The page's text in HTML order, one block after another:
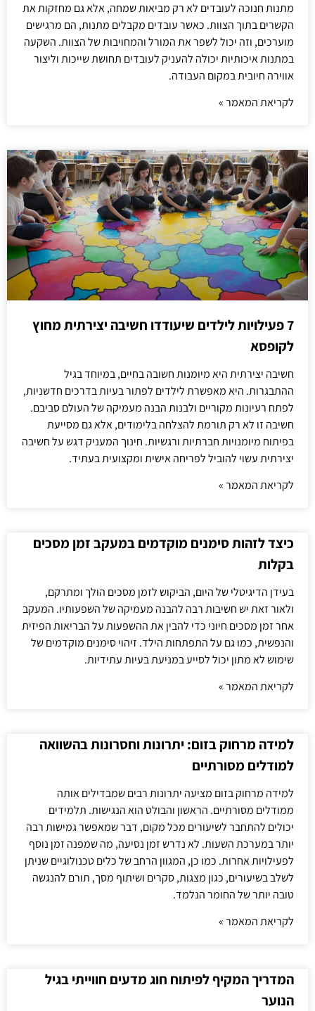
מתנות חנוכה לעובדים לא רק מביאות שמחה, אלא גם מחזקות את
הקשרים בתוך הצוות. כאשר עובדים מקבלים מתנות, הם מרגישים
מוערכים, וזה יכול לשפר את המורל והמחויבות של הצוות. השקעה
במתנות איכותיות יכולה להעניק לעובדים תחושת שייכות וליצור
אווירה חיובית במקום העבודה.
לקריאת המאמר »
7 פעילויות לילדים שיעודדו חשיבה יצירתית מחוץ
לקופסא
חשיבה יצירתית היא מיומנות חשובה בחיים, במיוחד בגיל
ההתבגרות. היא מאפשרת לילדים לפתור בעיות בדרכים חדשניות,
לפתח רעיונות מקוריים ולבנות הבנה מעמיקה של העולם סביבם.
חשיבה זו לא רק תורמת להצלחה בלימודים, אלא גם מסייעת
בפיתוח מיומנויות חברתיות ורגשיות. חינוך המעניק דגש על חשיבה
יצירתית עשוי להוביל לפריחה אישית ומקצועית בעתיד.
לקריאת המאמר »
כיצד לזהות סימנים מוקדמים במעקב זמן מסכים
בקלות
בעידן הדיגיטלי של היום, הביקוש לזמן מסכים הולך ומתרקם,
ולאור זאת יש חשיבות רבה להבנה מעמיקה של השפעותיו. המעקב
אחר זמן מסכים חיוני כדי להבין את ההשפעות על הבריאות הפיזית
והנפשית, כמו גם על התפתחות הילד. זיהוי סימנים מוקדמים של
שימוש לא מתון יכול לסייע במניעת בעיות עתידיות.
לקריאת המאמר »
למידה מרחוק בזום: יתרונות וחסרונות בהשוואה
למודלים מסורתיים
למידה מרחוק בזום מציעה יתרונות רבים שמבדילים אותה
ממודלים מסורתיים. הראשון והבולט הוא הנגישות. תלמידים
יכולים להתחבר לשיעורים מכל מקום, דבר שמאפשר גמישות רבה
יותר במערכת השעות. לא נדרש זמן נסיעה, מה שמפנה זמן נוסף
לפעילויות אחרות. כמו כן, המגוון הרחב של כלים טכנולוגיים שניתן
לשלב בשיעורים, כגון מצגות, סקרים ושיתוף מסך, תורם להנגשה
טובה יותר של החומר הנלמד.
לקריאת המאמר »
המדריך המקיף לפיתוח חוג מדעים חווייתי בגיל
הנוער